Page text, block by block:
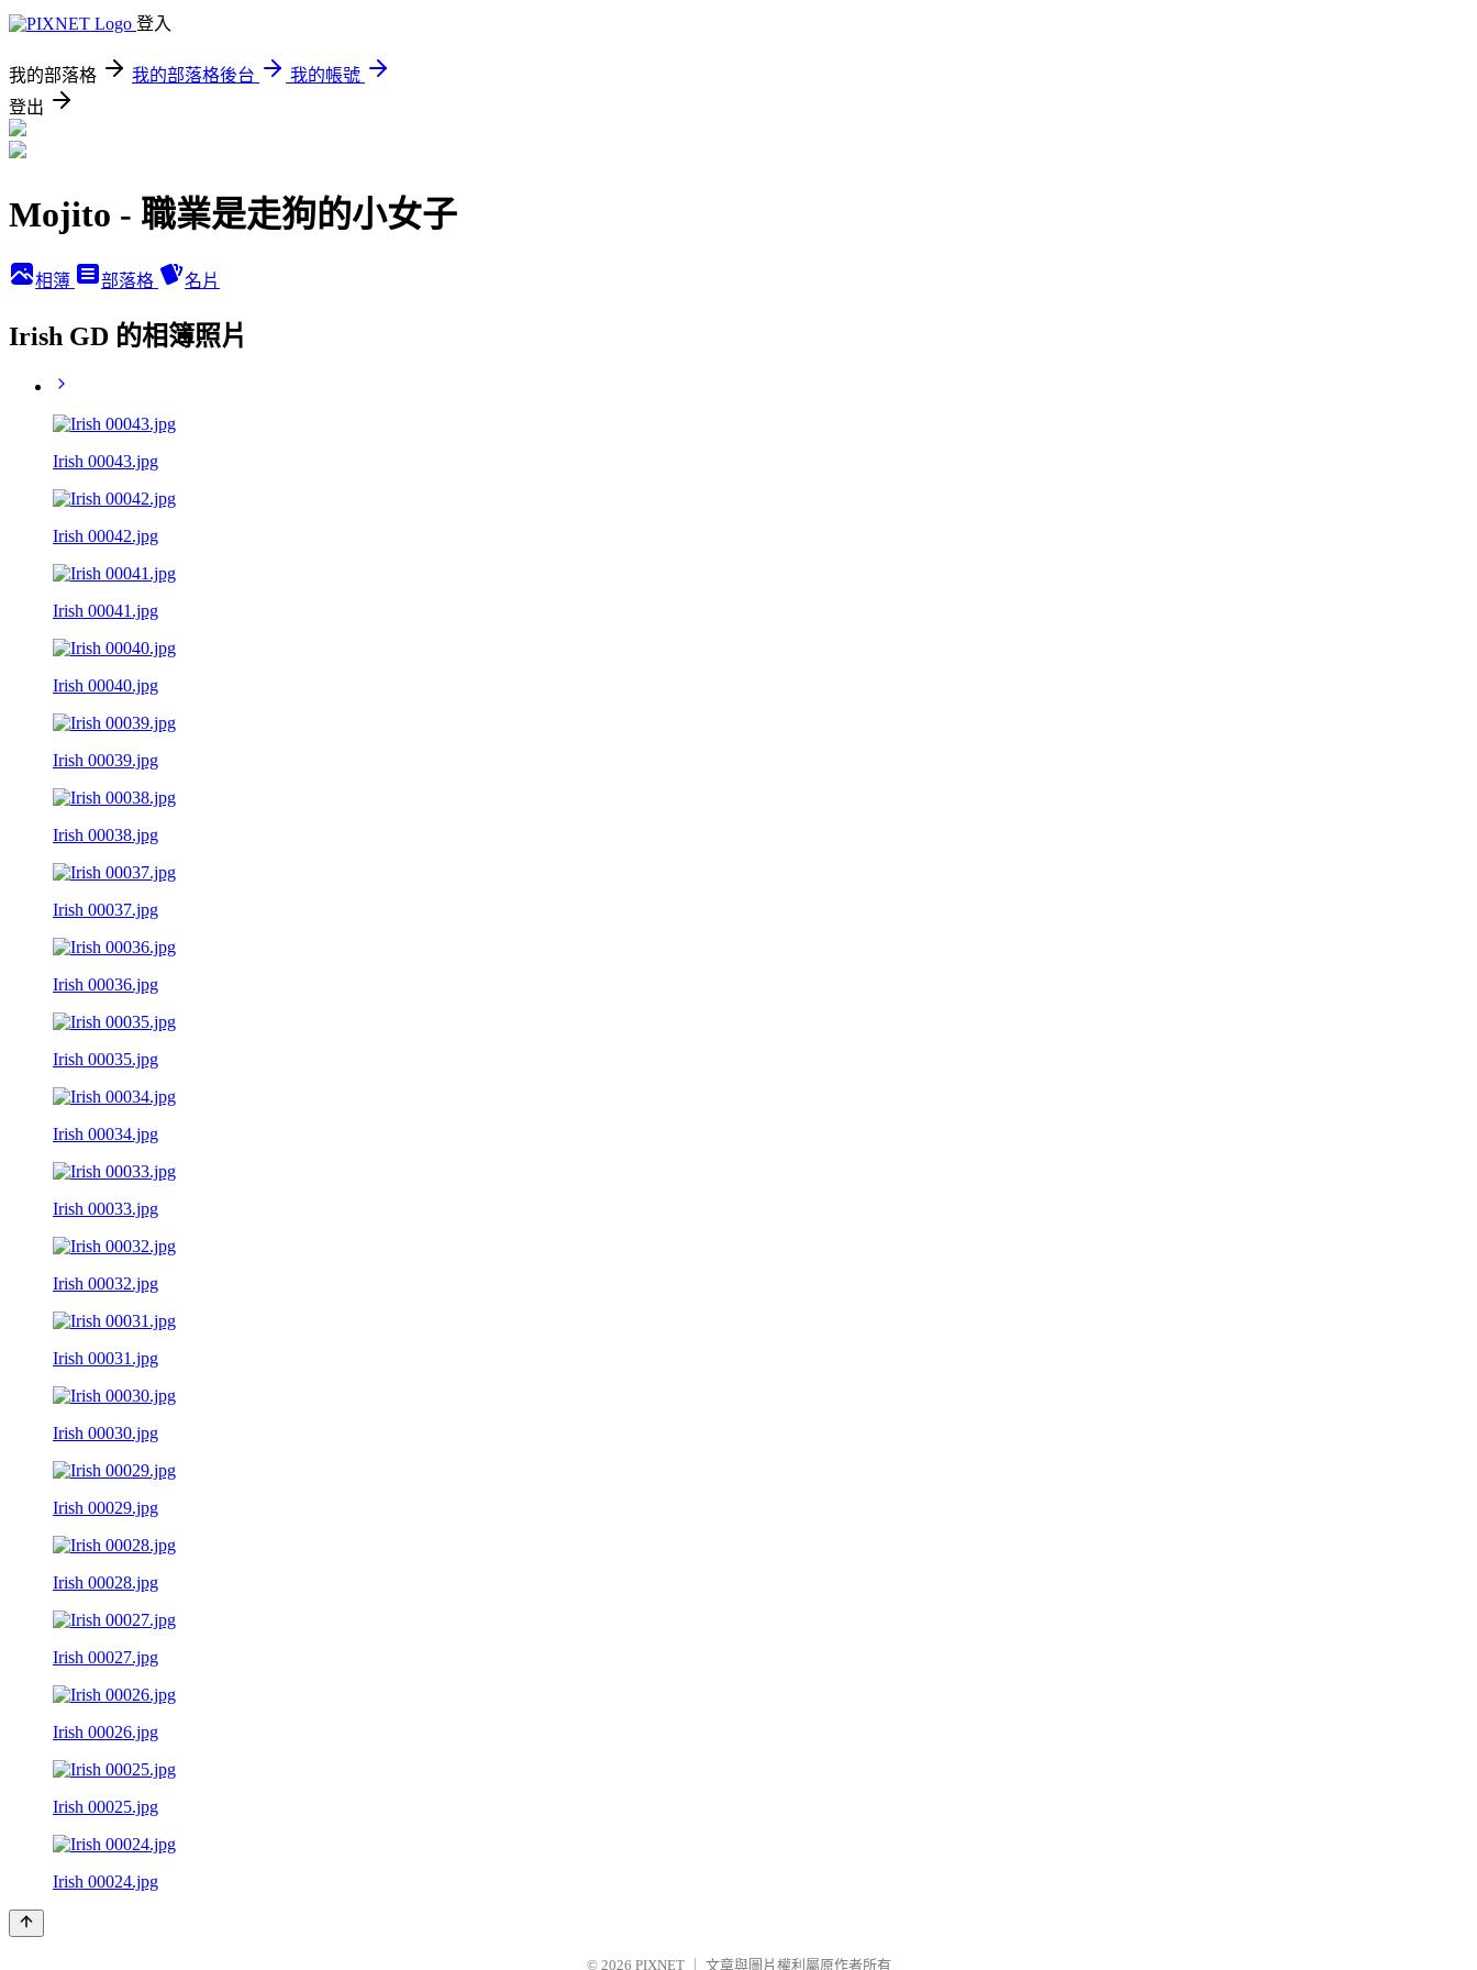
登入
我的部落格 我的部落格後台
我的帳號
登出
Mojito - 職業是走狗的小女子
相簿 部落格 名片
Irish GD 的相簿照片
Irish 00043.jpg
Irish 00042.jpg
Irish 00041.jpg
Irish 00040.jpg
Irish 00039.jpg
Irish 00038.jpg
Irish 00037.jpg
Irish 00036.jpg
Irish 00035.jpg
Irish 00034.jpg
Irish 00033.jpg
Irish 00032.jpg
Irish 00031.jpg
Irish 00030.jpg
Irish 00029.jpg
Irish 00028.jpg
Irish 00027.jpg
Irish 00026.jpg
Irish 00025.jpg
Irish 00024.jpg
© 2026 PIXNET 文章與圖片權利屬原作者所有